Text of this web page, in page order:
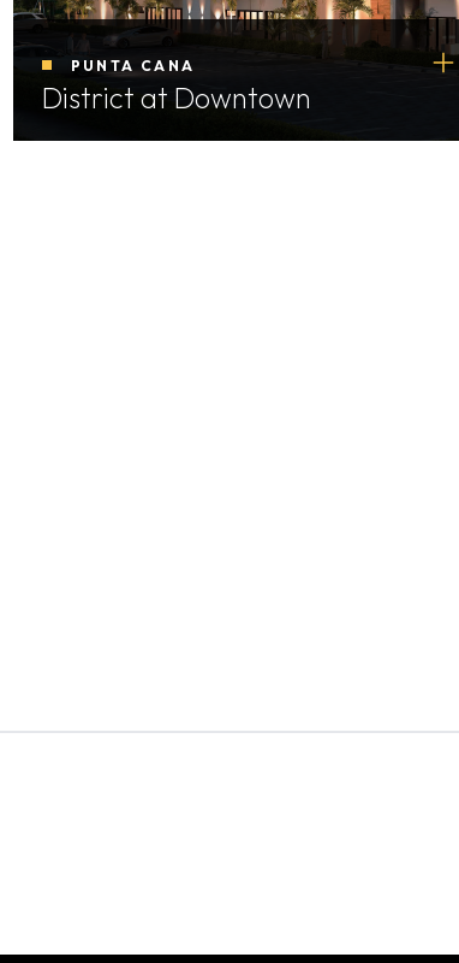
PUNTA CANA
District at Downtown